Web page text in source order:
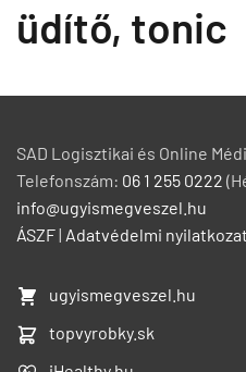
üdítő, tonic
SAD Logisztikai és Online
Telefonszám: 06 1 255 0222
info@ugyismegveszel.hu
ÁSZF| Adatvédelmi nyilatkozat
ugyismegveszel.hu
topvyrobky.sk